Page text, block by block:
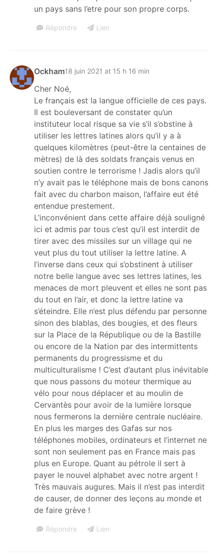
un pays sans l’etre pour son propre corps.
Répondre Lien
Ockham18 juin 2021 at 15 h 16 min
Cher Noé,
Le français est la langue officielle de ces pays.
Il est bouleversant de constater qu’un
instituteur local risque sa vie s’il s’obstine à
utiliser les lettres latines alors qu’il y a à
quelques kilomètres (peut-être la centaines de
mètres) de là des soldats français venus en
soutien contre le terrorisme ! Jadis alors qu’il
n’y avait pas le téléphone mais de bons canons
fait avec du charbon maison, l’affaire eut été
entendue prestement.
L’inconvénient dans cette affaire déjà souligné
ici et admis par tous c’est qu’il est interdit de
tirer avec des missiles sur un village qui ne
veut plus du tout utiliser la lettre latine. A
l’inverse dans ceux qui s’obstinent à utiliser
notre belle langue avec ses lettres latines, les
menaces de mort pleuvent et elles ne sont pas
du tout en l’air, et donc la lettre latine va
s’éteindre. Elle n’est plus défendu par personne
sinon des blablas, des bougies, et des fleurs
sur la Place de la République ou de la Bastille
ou encore de la Nation par des intermittents
permanents du progressisme et du
multiculturalisme ! C’est d’autant plus inévitable
que nous passons du moteur thermique au
vélo pour nous déplacer et au moulin de
Cervantès pour avoir de la lumière lorsque
nous fermerons la dernière centrale nucléaire.
En plus les marges des Gafas sur nos
téléphones mobiles, ordinateurs et l’internet ne
sont non seulement pas en France mais pas
plus en Europe. Quant au pétrole il sert à
payer le nouvel alphabet avec notre argent !
Très mauvais augures. Mais il n’est pas interdit
de causer, de donner des leçons au monde et
de faire grève !
Répondre Lien